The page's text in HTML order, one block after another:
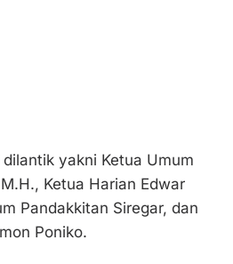
yakni Ketua Umum
Ketua Harian Edwar
Pandakkitan Siregar, dan
Poniko.